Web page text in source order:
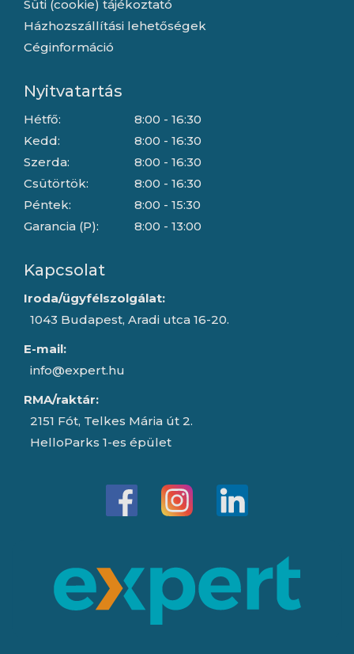
Süti (cookie) tájékoztató
Házhozszállítási lehetőségek
Céginformáció
Nyitvatartás
Hétfő:
Kedd:
Szerda:
Csütörtök:
Péntek:
Garancia (P):
8:00 - 16:30
8:00 - 16:30
8:00 - 16:30
8:00 - 16:30
8:00 - 15:30
8:00 - 13:00
Kapcsolat
Iroda/ügyfélszolgálat:
1043 Budapest, Aradi utca 16-20.
E-mail:
info@expert.hu
RMA/raktár:
2151 Fót, Telkes Mária út 2.
HelloParks 1-es épület